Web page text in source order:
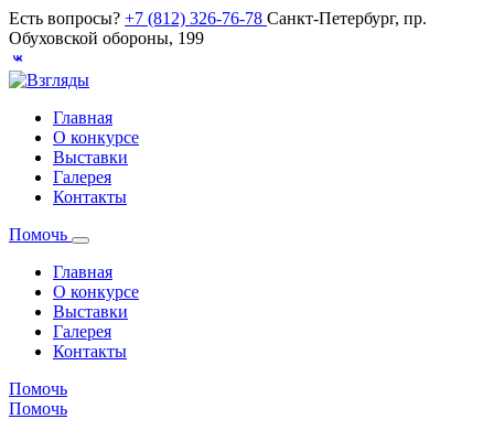
Есть вопросы? +7 (812) 326-76-78 Санкт-Петербург, пр.
Обуховской обороны, 199
Главная
О конкурсе
Выставки
Галерея
Контакты
Помочь
Главная
О конкурсе
Выставки
Галерея
Контакты
Помочь
Помочь